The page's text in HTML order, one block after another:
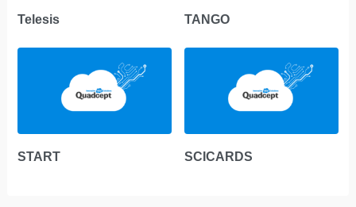
Telesis TANGO
START SCICARDS